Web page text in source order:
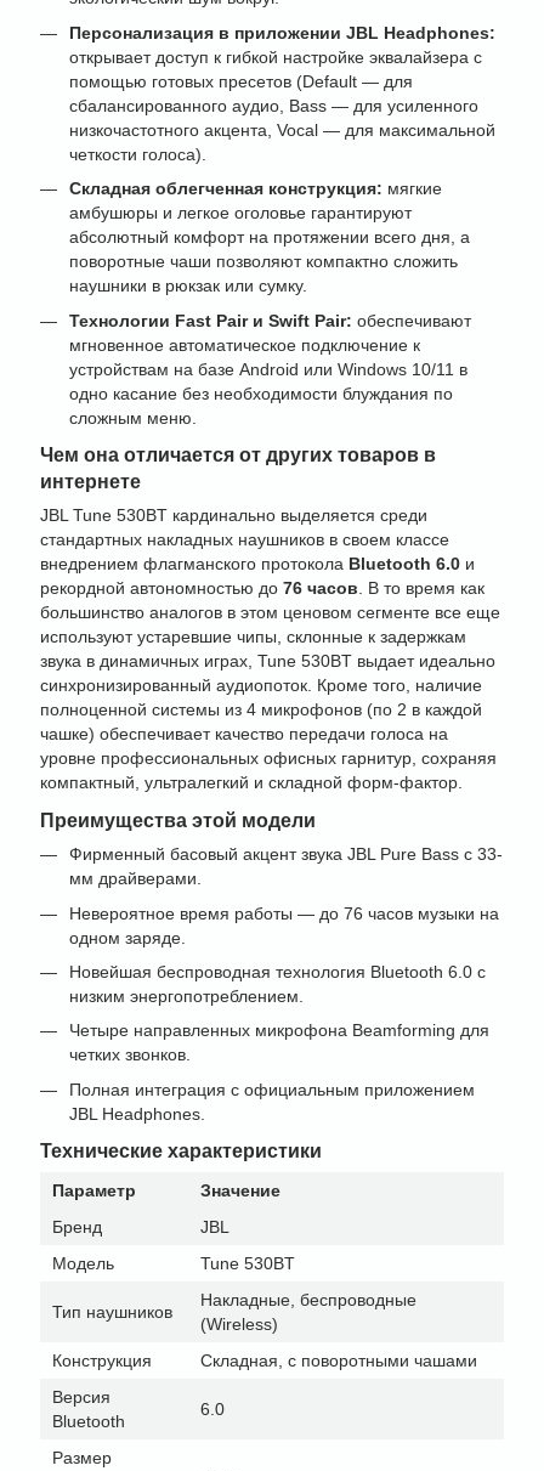
Персонализация в приложении JBL Headphones:
открывает доступ к гибкой настройке эквалайзера с
помощью готовых пресетов (Default — для
сбалансированного аудио, Bass — для усиленного
низкочастотного акцента, Vocal — для максимальной
четкости голоса).
Складная облегченная конструкция: мягкие
амбушюры и легкое оголовье гарантируют
абсолютный комфорт на протяжении всего дня, а
поворотные чаши позволяют компактно сложить
наушники в рюкзак или сумку.
Технологии Fast Pair и Swift Pair: обеспечивают
мгновенное автоматическое подключение к
устройствам на базе Android или Windows 10/11 в
одно касание без необходимости блуждания по
сложным меню.
Чем она отличается от других товаров в
интернете
JBL Tune 530BT кардинально выделяется среди
стандартных накладных наушников в своем классе
внедрением флагманского протокола Bluetooth 6.0 и
рекордной автономностью до 76 часов. В то время как
большинство аналогов в этом ценовом сегменте все еще
используют устаревшие чипы, склонные к задержкам
звука в динамичных играх, Tune 530BT выдает идеально
синхронизированный аудиопоток. Кроме того, наличие
полноценной системы из 4 микрофонов (по 2 в каждой
чашке) обеспечивает качество передачи голоса на
уровне профессиональных офисных гарнитур, сохраняя
компактный, ультралегкий и складной форм-фактор.
Преимущества этой модели
Фирменный басовый акцент звука JBL Pure Bass с 33-
мм драйверами.
Невероятное время работы — до 76 часов музыки на
одном заряде.
Новейшая беспроводная технология Bluetooth 6.0 с
низким энергопотреблением.
Четыре направленных микрофона Beamforming для
четких звонков.
Полная интеграция с официальным приложением
JBL Headphones.
Технические характеристики
Параметр
Значение
Бренд
JBL
Модель
Tune 530BT
Тип наушников
Накладные, беспроводные
(Wireless)
Конструкция
Складная, с поворотными чашами
Версия
Bluetooth
6.0
Размер